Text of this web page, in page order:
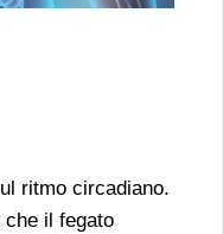
ritmo circadiano.
che il fegato